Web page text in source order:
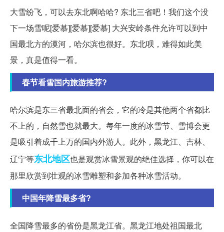
大雪纷飞，可以去东北啊哈哈? 东北三省吧！我们这个没
下一场雪呢[爱慕][爱慕][爱慕] 大兴安岭条件允许可以到中
国最北方的漠河，哈尔滨也很好。东北呗，难得如此美
景，真是值得一看。
春节看雪国内旅游推荐?
哈尔滨是东三省最北面的省会，它的冷是其他两个省都比
不上的，自然雪也就最大。每年一度的冰雪节、雪博会更
是吸引着成千上万的国内外游人。此外，黑龙江、吉林、
辽宁等东北地区也是观赏冰雪景观的绝佳选择，你可以在
那里欣赏到壮观的冰雪雕塑和参加各种冰雪活动。
中国年降雪最多省?
全国降雪最多的省份是黑龙江省。黑龙江地处祖国最北